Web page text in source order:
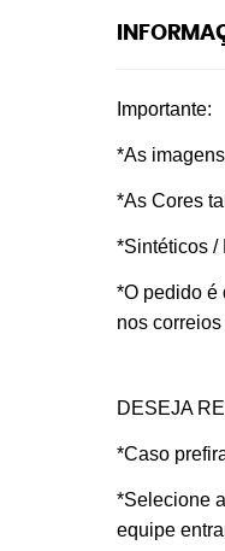
Importante:
*As
*As Cores
*Sintéticos /
*O pedido é
nos
DESEJA
*Caso
*Selecione
equipe